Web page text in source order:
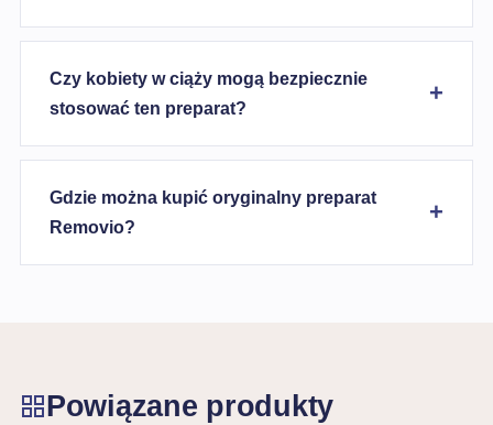
Czy kobiety w ciąży mogą bezpiecznie
stosować ten preparat?
Gdzie można kupić oryginalny preparat
Removio?
Powiązane produkty